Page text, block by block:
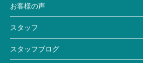
お客様の声
スタッフ
スタッフブログ